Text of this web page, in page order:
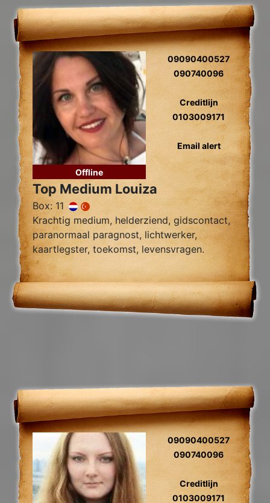
Offline
09090400527
090740096
Creditlijn
0103009171
Email alert
Top Medium Louiza
Box: 11
Krachtig medium, helderziend, gidscontact,
paranormaal paragnost, lichtwerker,
kaartlegster, toekomst, levensvragen.
09090400527
090740096
Creditlijn
0103009171